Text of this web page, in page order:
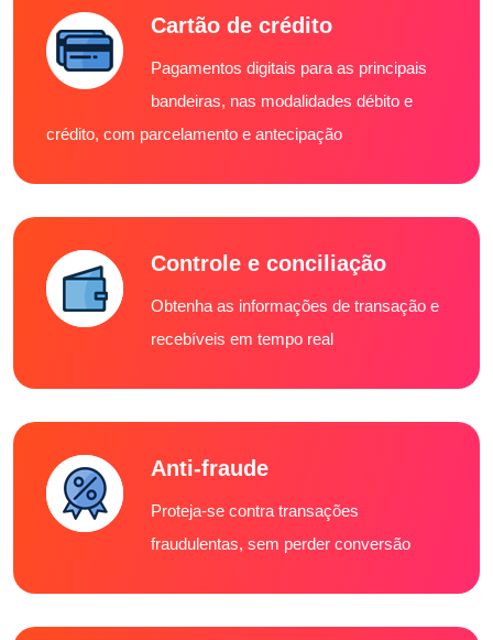
Cartão de crédito
Pagamentos digitais para as principais
bandeiras, nas modalidades débito e
crédito, com parcelamento e antecipação
Controle e conciliação
Obtenha as informações de transação e
recebíveis em tempo real
Anti-fraude
Proteja-se contra transações
fraudulentas, sem perder conversão